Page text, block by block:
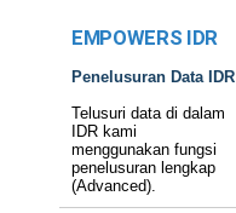
EMPOWERS IDR
Penelusuran Data IDR
Telusuri data di dalam
IDR kami
menggunakan fungsi
penelusuran lengkap
(Advanced).